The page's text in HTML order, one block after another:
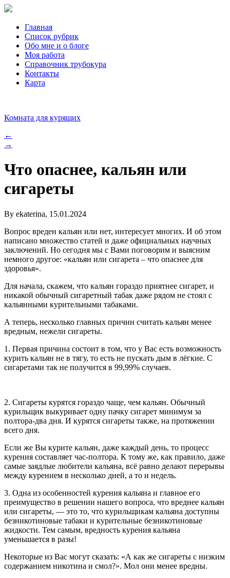
Главная
Список рубрик
Обо мне и о блоге
Моя работа
Справочник трубокура
Контакты
Карта
Комната для курящих
←
→
Что опаснее, кальян или
сигареты
By ekaterina, 15.01.2024
Вопрос вреден кальян или нет, интересует многих. И об этом
написано множество статей и даже официальных научных
заключений. Но сегодня мы с Вами поговорим и выясним
немного другое: «кальян или сигарета – что опаснее для
здоровья».
Для начала, скажем, что кальян гораздо приятнее сигарет, и
никакой обычный сигаретный табак даже рядом не стоял с
кальянными курительными табаками.
А теперь, несколько главных причин считать кальян менее
вредным, нежели сигареты.
1. Первая причина состоит в том, что у Вас есть возможность
курить кальян не в тягу, то есть не пускать дым в лёгкие. С
сигаретами так не получится в 99,99% случаев.
2. Сигареты курятся гораздо чаще, чем кальян. Обычный
курильщик выкуривает одну пачку сигарет минимум за
полтора-два дня. И курятся сигареты также, на протяжении
всего дня.
Если же Вы курите кальян, даже каждый день, то процесс
курения составляет час-полтора. К тому же, как правило, даже
самые заядлые любители кальяна, всё равно делают перерывы
между курением в несколько дней, а то и недель.
3. Одна из особенностей курения кальяна и главное его
преимущество в решении нашего вопроса, что вреднее кальян
или сигареты, — это то, что курильщикам кальяна доступны
безникотиновые табаки и курительные безникотиновые
жидкости. Тем самым, вредность курения кальяна
уменьшается в разы!
Некоторые из Вас могут сказать: «А как же сигареты с низким
содержанием никотина и смол?». Мол они менее вредны.